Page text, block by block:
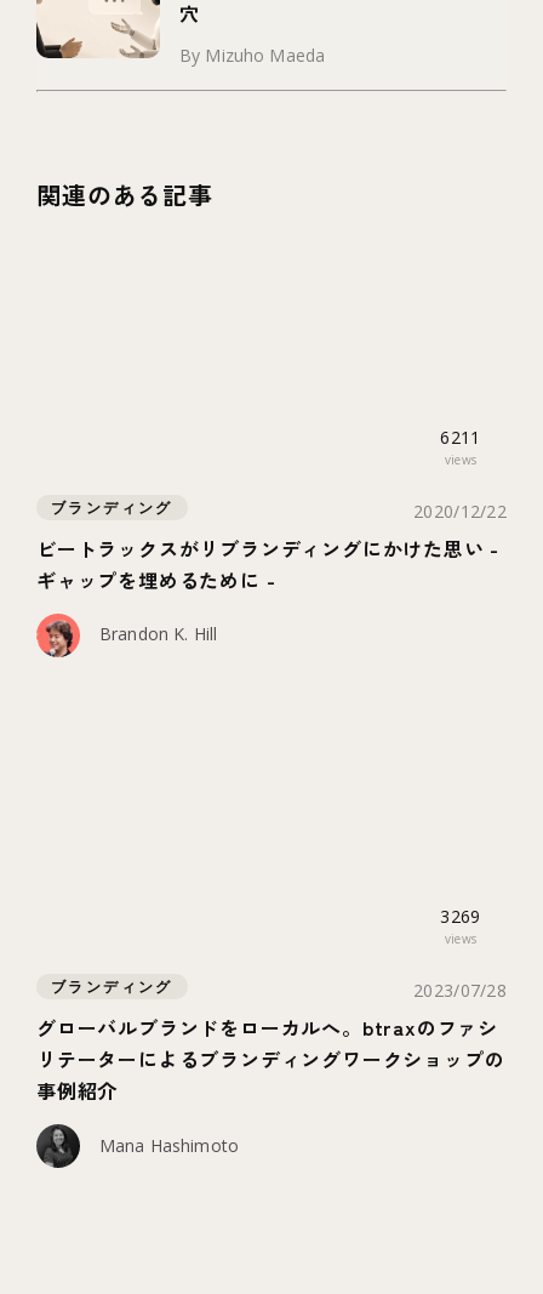
穴
By Mizuho Maeda
関連のある記事
6211
views
ブランディング 2020/12/22
ビートラックスがリブランディングにかけた思い -
ギャップを埋めるために -
Brandon K. Hill
3269
views
ブランディング 2023/07/28
グローバルブランドをローカルへ。btraxのファシ
リテーターによるブランディングワークショップの
事例紹介
Mana Hashimoto